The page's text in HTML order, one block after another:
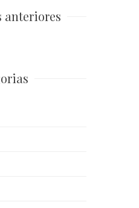
anteriores